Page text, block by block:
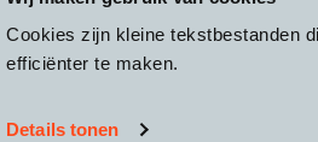
Cookies zijn kleine tekstbestanden
efficiënter te maken.
Details tonen